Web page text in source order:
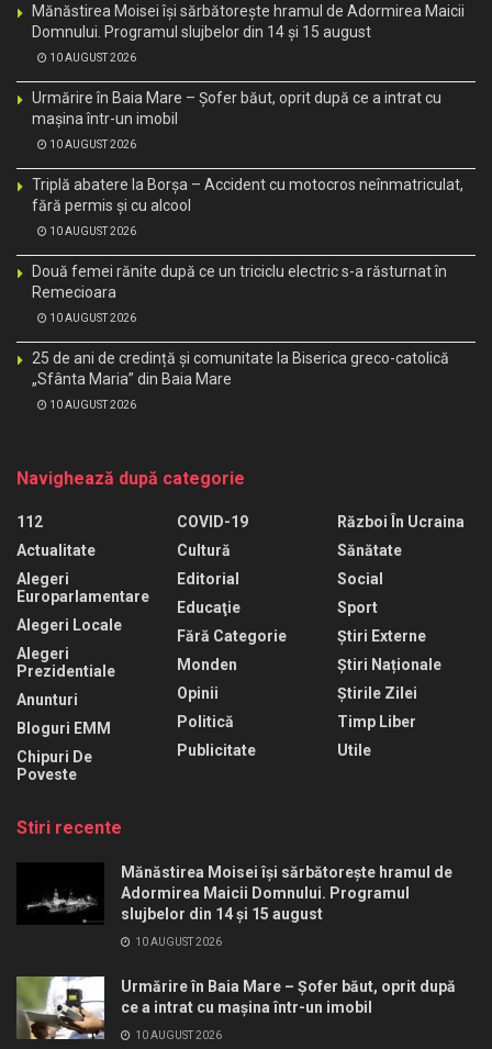
Mănăstirea Moisei își sărbătorește hramul de Adormirea Maicii
Domnului. Programul slujbelor din 14 și 15 august
10 AUGUST 2026
Urmărire în Baia Mare – Șofer băut, oprit după ce a intrat cu
mașina într-un imobil
10 AUGUST 2026
Triplă abatere la Borșa – Accident cu motocros neînmatriculat,
fără permis și cu alcool
10 AUGUST 2026
Două femei rănite după ce un triciclu electric s-a răsturnat în
Remecioara
10 AUGUST 2026
25 de ani de credință și comunitate la Biserica greco-catolică
„Sfânta Maria” din Baia Mare
10 AUGUST 2026
Navighează după categorie
112
Actualitate
Alegeri
Europarlamentare
Alegeri Locale
Alegeri
Prezidentiale
Anunturi
Bloguri EMM
Chipuri De
Poveste
COVID-19
Cultură
Editorial
Educaţie
Fără Categorie
Monden
Opinii
Politică
Publicitate
Război În Ucraina
Sănătate
Social
Sport
Știri Externe
Știri Naționale
Știrile Zilei
Timp Liber
Utile
Stiri recente
Mănăstirea Moisei își sărbătorește hramul de
Adormirea Maicii Domnului. Programul
slujbelor din 14 și 15 august
10 AUGUST 2026
Urmărire în Baia Mare – Șofer băut, oprit după
ce a intrat cu mașina într-un imobil
10 AUGUST 2026